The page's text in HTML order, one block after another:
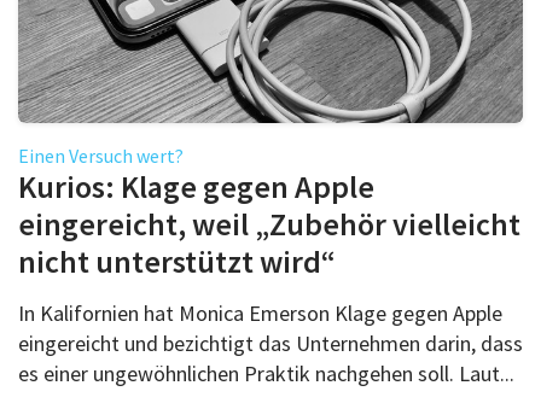
Einen Versuch wert?
Kurios: Klage gegen Apple
eingereicht, weil „Zubehör vielleicht
nicht unterstützt wird“
In Kalifornien hat Monica Emerson Klage gegen Apple
eingereicht und bezichtigt das Unternehmen darin, dass
es einer ungewöhnlichen Praktik nachgehen soll. Laut...